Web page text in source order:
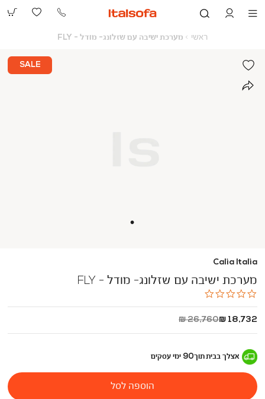
073-
ראשי ראשי
מערכת ישיבה עם שזלונג- מודל - FLY
עם
שזלונג-
מודל
Calia Italia
מערכת ישיבה עם שזלונג- מודל - FLY
rating
החל
18,732 ₪
מחיר
26,760 ₪
אצלך בביתתוך90 ימי עסקים
הוספה לסל
SALE